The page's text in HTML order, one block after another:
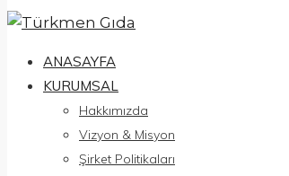
ANASAYFA
KURUMSAL
Hakkımızda
Vizyon & Misyon
Şirket Politikaları